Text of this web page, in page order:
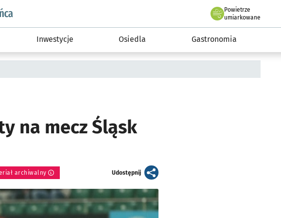
Dla mieszkańca
Powietrze
we Wrocławiu
umiarkowane
Inwestycje Osiedla Gastronomia
na mecz Śląsk
archiwalny Udostępnijartykuł